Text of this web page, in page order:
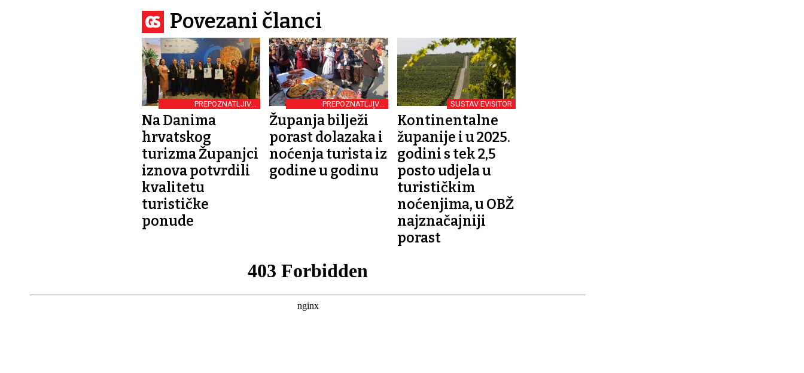
Povezani članci
PREPOZNATLJIVA
DESTINACIJA
Na Danima
hrvatskog
turizma Županjci
iznova potvrdili
kvalitetu
turističke
ponude
PREPOZNATLJIVO
ODREDIŠTE
Županja bilježi
porast dolazaka i
noćenja turista iz
godine u godinu
SUSTAV EVISITOR
Kontinentalne
županije i u 2025.
godini s tek 2,5
posto udjela u
turističkim
noćenjima, u OBŽ
najznačajniji
porast